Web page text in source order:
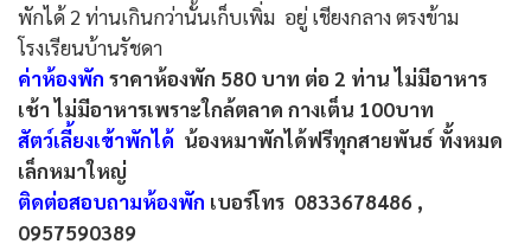
พักได้ 2 ท่านเกินกว่านั้นเก็บเพิ่ม อยู่ เชียงกลาง ตรงข้าม
โรงเรียนบ้านรัชดา
ค่าห้องพัก ราคาห้องพัก 580 บาท ต่อ 2 ท่าน ไม่มีอาหาร
เช้า ไม่มีอาหารเพราะใกล้ตลาด กางเต็น 100บาท
สัตว์เลี้ยงเข้าพักได้ น้องหมาพักได้ฟรีทุกสายพันธ์ ทั้งหมด
เล็กหมาใหญ่
ติดต่อสอบถามห้องพัก เบอร์โทร 0833678486 ,
0957590389